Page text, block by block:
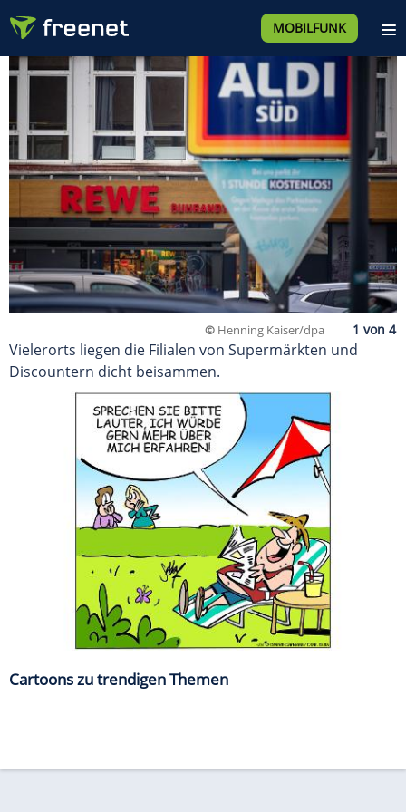
MOBILFUNK
© Henning Kaiser/dpa
Vielerorts liegen die Filialen von Supermärkten und
Discountern dicht beisammen.
Cartoons zu trendigen Themen